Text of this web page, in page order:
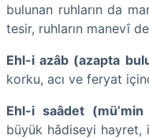
bulunan ruhların da
tesir, ruhların manevî
Ehl-i azâb (azapta
korku, acı ve feryat
Ehl-i saâdet
büyük hâdiseyi